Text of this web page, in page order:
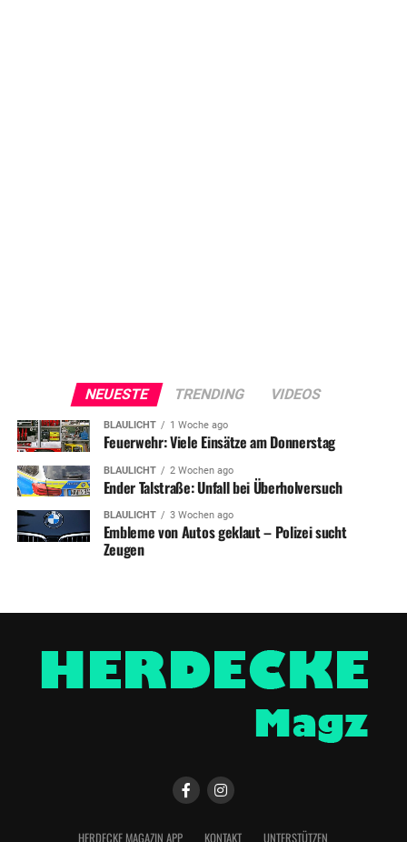
NEUESTE TRENDING VIDEOS
BLAULICHT 1 Woche ago
Feuerwehr: Viele Einsätze am Donnerstag
BLAULICHT 2 Wochen ago
Ender Talstraße: Unfall bei Überholversuch
BLAULICHT 3 Wochen ago
Embleme von Autos geklaut – Polizei sucht
Zeugen
HERDECKE MAGAZIN APP KONTAKT UNTERSTÜTZEN